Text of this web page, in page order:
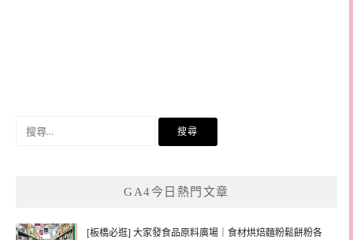
GA4今日熱門文章
[板橋必逛] 大家發食品原料廣場｜食材烘焙麵粉鬆餅粉各